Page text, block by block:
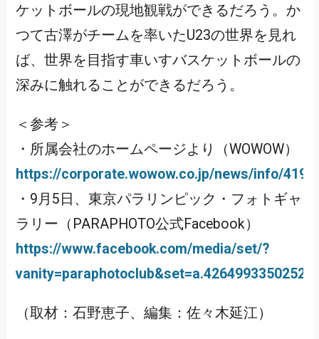
ケットボールの現地観戦ができるだろう。か
つて古澤がチームを率いたU23の世界を見れ
ば、世界を目指す車いすバスケットボールの
深みに触れることができるだろう。
＜参考＞
・所属会社のホームページより（WOWOW）
https://corporate.wowow.co.jp/news/info/
・9月5日、東京パラリンピック・フォトギャ
ラリー（PARAPHOTO公式Facebook）
https://www.facebook.com/media/set/?
（取材：石野恵子、編集：佐々木延江）